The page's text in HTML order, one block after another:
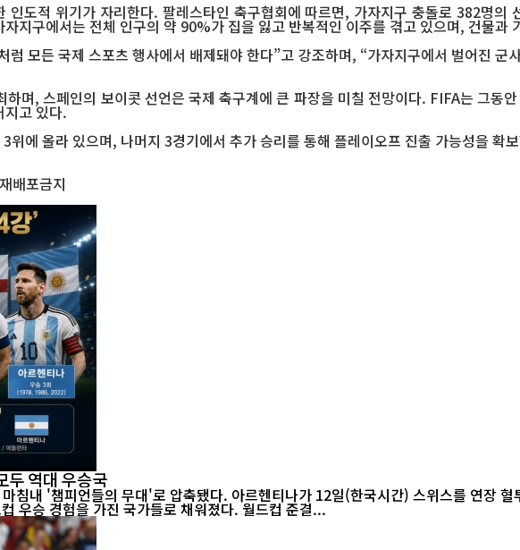
인도적 위기가 자리한다. 팔레스타인 축구협회에 따르면, 가자지구 충돌로 382명의
지구에서는 전체 인구의 약 90%가 집을 잃고 반복적인 이주를 겪고 있으며, 건물과
모든 국제 스포츠 행사에서 배제돼야 한다”고 강조하며, “가자지구에서 벌어진
며, 스페인의 보이콧 선언은 국제 축구계에 큰 파장을 미칠 전망이다. FIFA는 그동
지고 있다.
에 올라 있으며, 나머지 3경기에서 추가 승리를 통해 플레이오프 진출 가능성을 확
배포금지
역대 우승국
내 '챔피언들의 무대'로 압축됐다. 아르헨티나가 12일(한국시간) 스위스를 연장
우승 경험을 가진 국가들로 채워졌다. 월드컵 준결...